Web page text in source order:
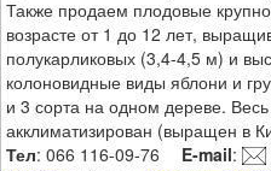
Также продаем плодовые
возрасте от 1 до 12 лет,
полукарликовых (3,4-4,5 м) и
колоновидные виды яблони и
и 3 сорта на одном дереве.
акклиматизирован (выращен в
Тел: 066 116-09-76 E-mail: